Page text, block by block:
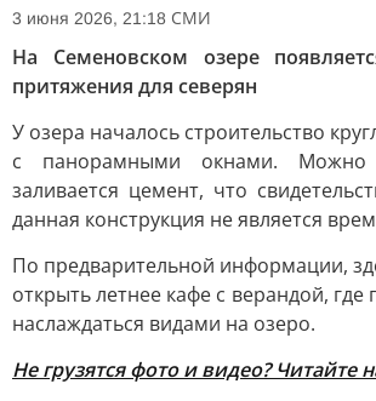
3 июня 2026, 21:18 СМИ
На Семеновском озере
притяжения для северян
У озера началось строительство
с панорамными окнами. Можно
заливается цемент, что
данная конструкция не является
По предварительной информации,
открыть летнее кафе с верандой, где
наслаждаться видами на озеро.
Не грузятся фото и видео? Читайте